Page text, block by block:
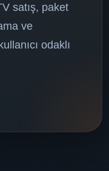
satış, paket
ve
odaklı